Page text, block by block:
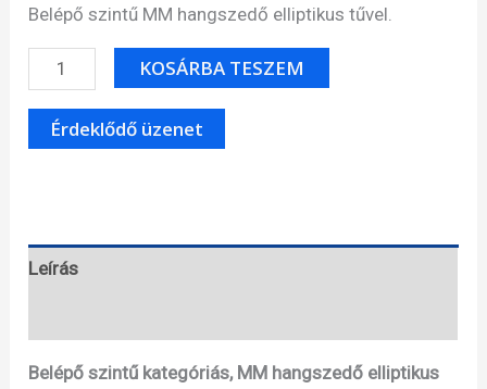
Belépő szintű MM hangszedő elliptikus tűvel.
Ortofon
OM
-
KOSÁRBA TESZEM
Leírás
Belépő szintű kategóriás, MM hangszedő elliptikus